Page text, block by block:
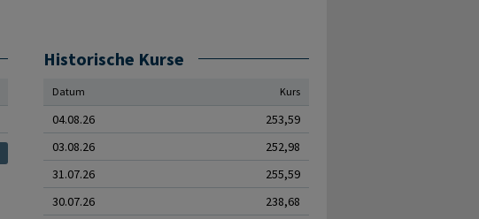
Historische Kurse
Datum Kurs
04.08.26
253,59
03.08.26
252,98
31.07.26
255,59
30.07.26
238,68